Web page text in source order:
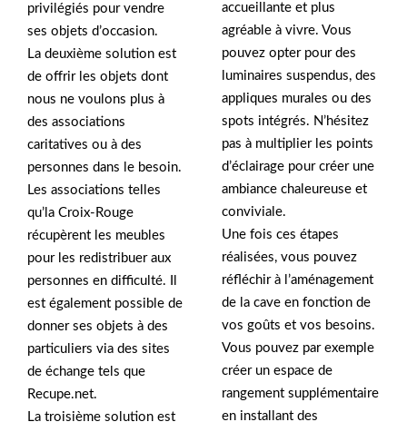
privilégiés pour vendre
ses objets d’occasion.
La deuxième solution est
de offrir les objets dont
nous ne voulons plus à
des associations
caritatives ou à des
personnes dans le besoin.
Les associations telles
qu’la Croix-Rouge
récupèrent les meubles
pour les redistribuer aux
personnes en difficulté. Il
est également possible de
donner ses objets à des
particuliers via des sites
de échange tels que
Recupe.net.
La troisième solution est
accueillante et plus
agréable à vivre. Vous
pouvez opter pour des
luminaires suspendus, des
appliques murales ou des
spots intégrés. N’hésitez
pas à multiplier les points
d’éclairage pour créer une
ambiance chaleureuse et
conviviale.
Une fois ces étapes
réalisées, vous pouvez
réfléchir à l’aménagement
de la cave en fonction de
vos goûts et vos besoins.
Vous pouvez par exemple
créer un espace de
rangement supplémentaire
en installant des